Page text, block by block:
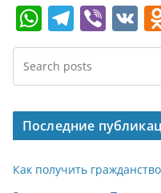
W
h
at
s
A
p
p
T
el
e
gr
a
m
Vi
b
V
K
Последние
Как получить